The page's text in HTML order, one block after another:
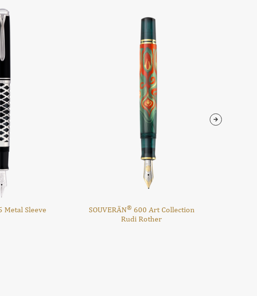
Metal Sleeve SOUVERÄN®600 Art Collection
Rudi Rother